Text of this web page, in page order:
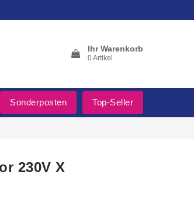
Ihr Warenkorb
0 Artikel
Sonderposten Top-Seller
230V X